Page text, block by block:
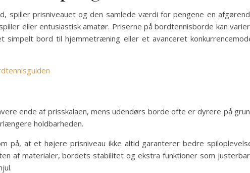
spiller prisniveauet og den samlede værdi for pengene en
eller entusiastisk amatør. Priserne på bordtennisborde kan
bord til hjemmetræning eller et avanceret
ende af prisskalaen, mens udendørs borde ofte er dyrere på
holdbarheden.
at et højere prisniveau ikke altid garanterer bedre
af materialer, bordets stabilitet og ekstra funktioner som